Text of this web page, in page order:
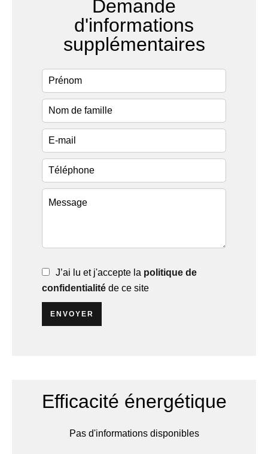
Demande
d'informations
supplémentaires
J’ai lu et j'accepte la politique de
confidentialité de ce site
ENVOYER
Efficacité énergétique
Pas d'informations disponibles